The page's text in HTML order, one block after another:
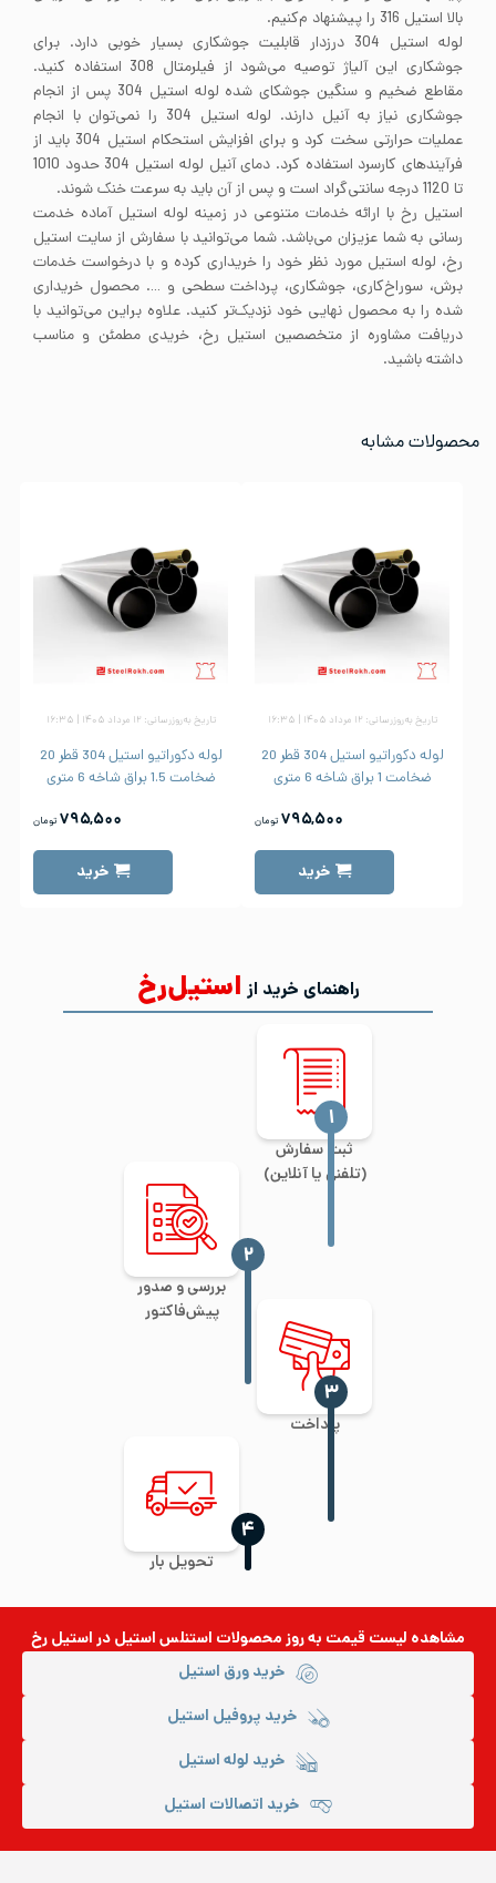
بالا استیل 316 را پیشنهاد م‌کنیم.
لوله استیل 304 درزدار قابلیت جوشکاری بسیار خوبی دارد. برای
جوشکاری این آلیاژ توصیه می‌شود از فیلرمتال 308 استفاده کنید.
مقاطع ضخیم و سنگین جوشکای شده لوله استیل 304 پس از انجام
جوشکاری نیاز به آنیل دارند. لوله استیل 304 را نمی‌توان با انجام
عملیات حرارتی سخت کرد و برای افزایش استحکام استیل 304 باید از
فرآیندهای کارسرد استفاده کرد. دمای آنیل لوله استیل 304 حدود 1010
تا 1120 درجه سانتی‌گراد است و پس از آن باید به سرعت خنک شوند.
استیل رخ با ارائه خدمات متنوعی در زمینه لوله استیل آماده خدمت
رسانی به شما عزیزان می‌باشد. شما می‌توانید با سفارش از سایت استیل
رخ، لوله استیل مورد نظر خود را خریداری کرده و با درخواست خدمات
برش، سوراخ‌کاری، جوشکاری، پرداخت سطحی و …. محصول خریداری
شده را به محصول نهایی خود نزدیک‌تر کنید. علاوه براین می‌توانید با
دریافت مشاوره از متخصصین استیل رخ، خریدی مطمئن و مناسب
داشته باشید.
محصولات مشابه
تاریخ به‌روزرسانی: ۱۲ مرداد ۱۴۰۵ | ۱۶:۳۵
لوله دکوراتیو استیل 304 قطر 20
ضخامت 1 براق شاخه 6 متری
۷۹۵,۵۰۰ تومان
خرید
تاریخ به‌روزرسانی: ۱۲ مرداد ۱۴۰۵ | ۱۶:۳۵
لوله دکوراتیو استیل 304 قطر 20
ضخامت 1.5 براق شاخه 6 متری
۷۹۵,۵۰۰ تومان
خرید
راهنمای خرید از استیل‌رخ
ثبت سفارش
(تلفنی یا آنلاین)
‍۱
بررسی و صدور
پیش‌فاکتور
‍۲
پرداخت
‍۳
تحویل بار
‍۴
مشاهده لیست قیمت به روزمحصولات استنلس استیلدر استیل رخ
خرید ورق استیل
خرید پروفیل استیل
خرید لوله استیل
خرید اتصالات استیل